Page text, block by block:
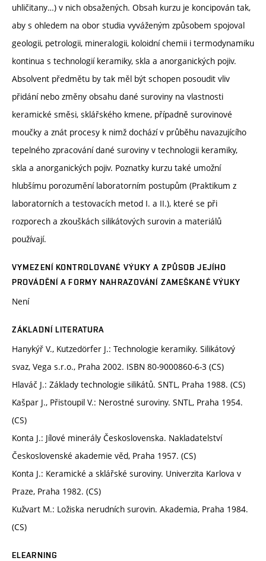
uhličitany…) v nich obsažených. Obsah kurzu je koncipován tak,
aby s ohledem na obor studia vyváženým způsobem spojoval
geologii, petrologii, mineralogii, koloidní chemii i termodynamiku
kontinua s technologií keramiky, skla a anorganických pojiv.
Absolvent předmětu by tak měl být schopen posoudit vliv
přidání nebo změny obsahu dané suroviny na vlastnosti
keramické směsi, sklářského kmene, případně surovinové
moučky a znát procesy k nimž dochází v průběhu navazujícího
tepelného zpracování dané suroviny v technologii keramiky,
skla a anorganických pojiv. Poznatky kurzu také umožní
hlubšímu porozumění laboratorním postupům (Praktikum z
laboratorních a testovacích metod I. a II.), které se při
rozporech a zkouškách silikátových surovin a materiálů
používají.
VYMEZENÍ KONTROLOVANÉ VÝUKY A ZPŮSOB JEJÍHO
PROVÁDĚNÍ A FORMY NAHRAZOVÁNÍ ZAMEŠKANÉ VÝUKY
Není
ZÁKLADNÍ LITERATURA
Hanykýř V., Kutzedörfer J.: Technologie keramiky. Silikátový
svaz, Vega s.r.o., Praha 2002. ISBN 80-9000860-6-3 (CS)
Hlaváč J.: Základy technologie silikátů. SNTL, Praha 1988. (CS)
Kašpar J., Přistoupil V.: Nerostné suroviny. SNTL, Praha 1954.
(CS)
Konta J.: Jílové minerály Československa. Nakladatelství
Československé akademie věd, Praha 1957. (CS)
Konta J.: Keramické a sklářské suroviny. Univerzita Karlova v
Praze, Praha 1982. (CS)
Kužvart M.: Ložiska nerudních surovin. Akademia, Praha 1984.
(CS)
ELEARNING